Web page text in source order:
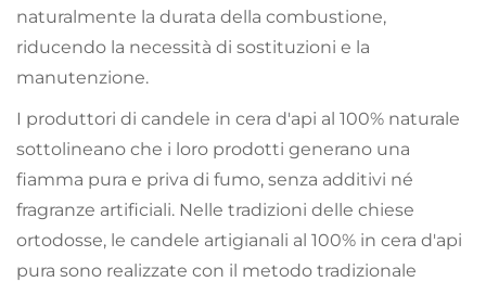
naturalmente la durata della combustione,
riducendo la necessità di sostituzioni e la
manutenzione.
I produttori di candele in cera d'api al 100% naturale
sottolineano che i loro prodotti generano una
fiamma pura e priva di fumo, senza additivi né
fragranze artificiali. Nelle tradizioni delle chiese
ortodosse, le candele artigianali al 100% in cera d'api
pura sono realizzate con il metodo tradizionale